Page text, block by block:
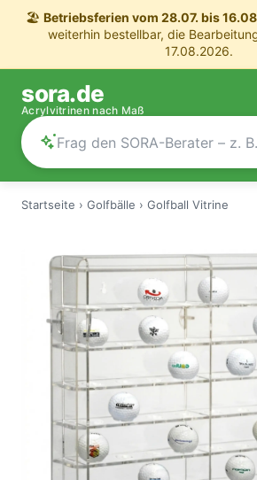
🏖️ Betriebsferien vom 28.07. bis
weiterhin bestellbar, die
17.08.2026.
sora.de
Acrylvitrinen nach Maß
Startseite › Golfbälle › Golfball Vitrine